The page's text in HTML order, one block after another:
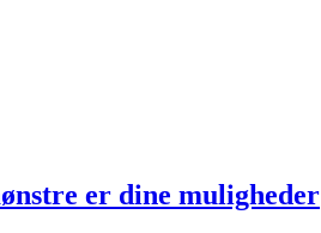
er dine muligheder